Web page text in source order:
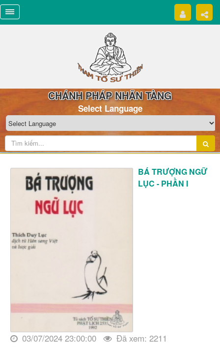
CHÁNH PHÁP NHÃN TÀNG
Select Language
BÁ TRƯỢNG NGỮ
LỤC - PHẦN I
03/07/2024 23:00:00
Đã xem: 2211